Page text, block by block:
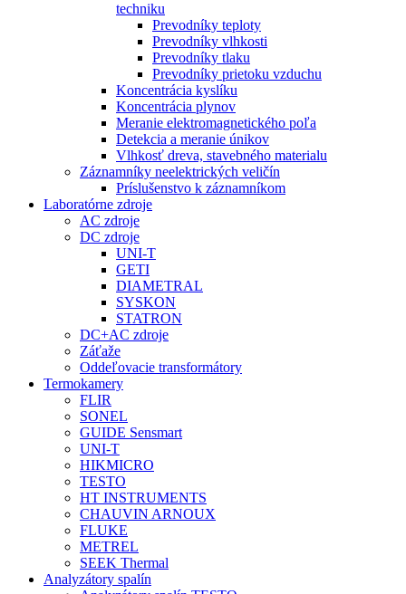
techniku
Prevodníky teploty
Prevodníky vlhkosti
Prevodníky tlaku
Prevodníky prietoku vzduchu
Koncentrácia kyslíku
Koncentrácia plynov
Meranie elektromagnetického poľa
Detekcia a meranie únikov
Vlhkosť dreva, stavebného materialu
Záznamníky neelektrických veličín
Príslušenstvo k záznamníkom
Laboratórne zdroje
AC zdroje
DC zdroje
UNI-T
GETI
DIAMETRAL
SYSKON
STATRON
DC+AC zdroje
Záťaže
Oddeľovacie transformátory
Termokamery
FLIR
SONEL
GUIDE Sensmart
UNI-T
HIKMICRO
TESTO
HT INSTRUMENTS
CHAUVIN ARNOUX
FLUKE
METREL
SEEK Thermal
Analyzátory spalín